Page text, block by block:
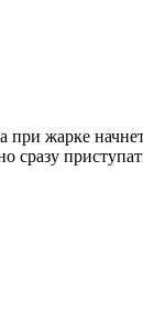
жарке начнет
сразу